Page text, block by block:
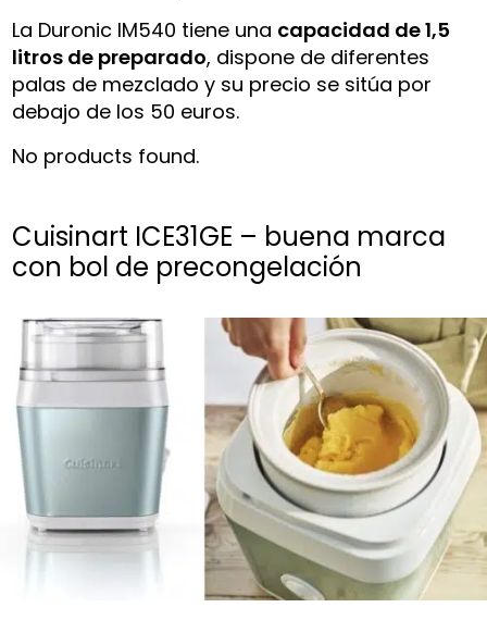
La Duronic IM540 tiene una capacidad de 1,5
litros de preparado, dispone de diferentes
palas de mezclado y su precio se sitúa por
debajo de los 50 euros.
No products found.
Cuisinart ICE31GE – buena marca
con bol de precongelación